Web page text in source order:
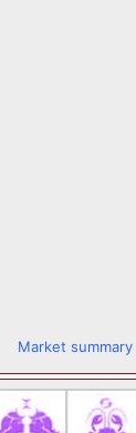
Market summary